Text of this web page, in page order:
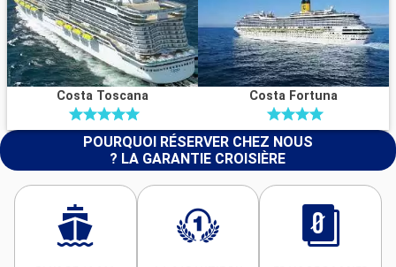
Costa Toscana Costa Fortuna
POURQUOI RÉSERVER CHEZ NOUS
? LA GARANTIE CROISIÈRE